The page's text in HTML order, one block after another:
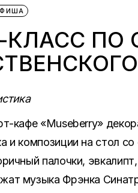
КЛАСС ПО
кафе «Museberry»
и композиции на стол
палочки,
музыка Фрэнка